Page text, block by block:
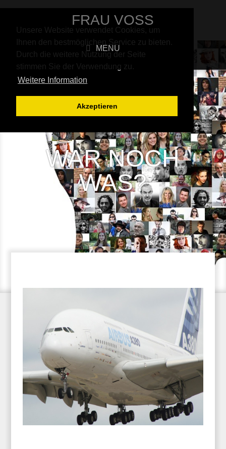
Unsere Website verwendet Cookies, um
Ihnen den bestmöglichen Service zu bieten.
Durch die weitere Nutzung der Seite
stimmen Sie der Verwendung zu.
Weitere Information
Akzeptieren
FRAU VOSS
MENU
WAR NOCH
WAS?